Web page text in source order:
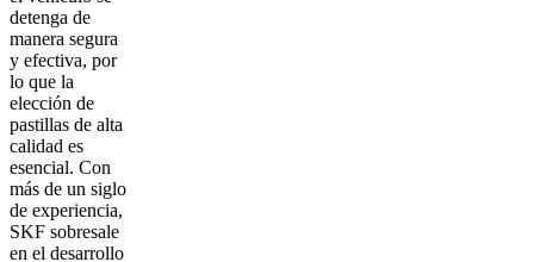
detenga de
manera segura
y efectiva, por
lo que la
elección de
pastillas de alta
calidad es
esencial. Con
más de un siglo
de experiencia,
SKF sobresale
en el desarrollo